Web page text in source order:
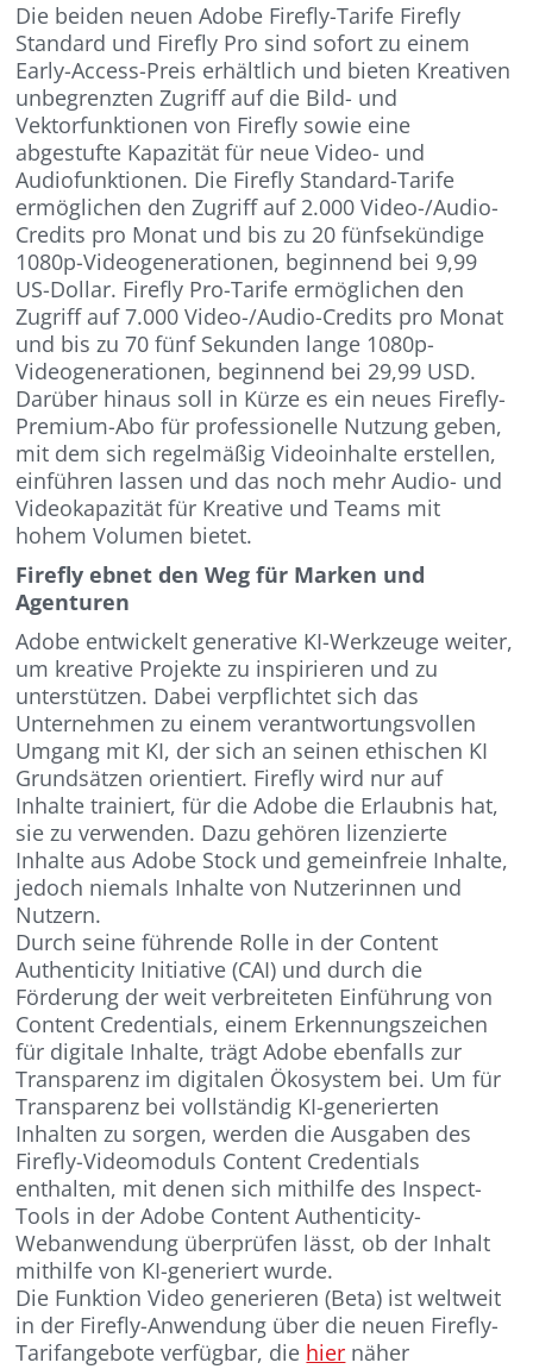
Die beiden neuen Adobe Firefly-Tarife Firefly
Standard und Firefly Pro sind sofort zu einem
Early-Access-Preis erhältlich und bieten Kreativen
unbegrenzten Zugriff auf die Bild- und
Vektorfunktionen von Firefly sowie eine
abgestufte Kapazität für neue Video- und
Audiofunktionen. Die Firefly Standard-Tarife
ermöglichen den Zugriff auf 2.000 Video-/Audio-
Credits pro Monat und bis zu 20 fünfsekündige
1080p-Videogenerationen, beginnend bei 9,99
US-Dollar. Firefly Pro-Tarife ermöglichen den
Zugriff auf 7.000 Video-/Audio-Credits pro Monat
und bis zu 70 fünf Sekunden lange 1080p-
Videogenerationen, beginnend bei 29,99 USD.
Darüber hinaus soll in Kürze es ein neues Firefly-
Premium-Abo für professionelle Nutzung geben,
mit dem sich regelmäßig Videoinhalte erstellen,
einführen lassen und das noch mehr Audio- und
Videokapazität für Kreative und Teams mit
hohem Volumen bietet.
Firefly ebnet den Weg für Marken und
Agenturen
Adobe entwickelt generative KI-Werkzeuge weiter,
um kreative Projekte zu inspirieren und zu
unterstützen. Dabei verpflichtet sich das
Unternehmen zu einem verantwortungsvollen
Umgang mit KI, der sich an seinen ethischen KI
Grundsätzen orientiert. Firefly wird nur auf
Inhalte trainiert, für die Adobe die Erlaubnis hat,
sie zu verwenden. Dazu gehören lizenzierte
Inhalte aus Adobe Stock und gemeinfreie Inhalte,
jedoch niemals Inhalte von Nutzerinnen und
Nutzern.
Durch seine führende Rolle in der Content
Authenticity Initiative (CAI) und durch die
Förderung der weit verbreiteten Einführung von
Content Credentials, einem Erkennungszeichen
für digitale Inhalte, trägt Adobe ebenfalls zur
Transparenz im digitalen Ökosystem bei. Um für
Transparenz bei vollständig KI-generierten
Inhalten zu sorgen, werden die Ausgaben des
Firefly-Videomoduls Content Credentials
enthalten, mit denen sich mithilfe des Inspect-
Tools in der Adobe Content Authenticity-
Webanwendung überprüfen lässt, ob der Inhalt
mithilfe von KI-generiert wurde.
Die Funktion Video generieren (Beta) ist weltweit
in der Firefly-Anwendung über die neuen Firefly-
Tarifangebote verfügbar, die hier näher